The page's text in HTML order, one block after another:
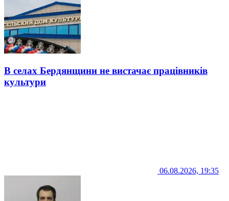
В селах Бердянщини не вистачає працівників
культури
06.08.2026, 19:35